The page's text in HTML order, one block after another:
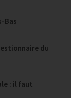
Bas
du
: il faut